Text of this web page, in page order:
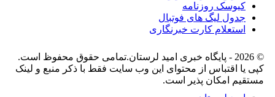
کیوسک روزنامه
جدول لیگ های فوتبال
استعلام کارت خبرنگاری
© 2026 - پایگاه خبری اميد لرستان.تمامی حقوق محفوظ است.
کپی یا اقتباس از محتوای این وب سایت فقط با ذکر منبع و لینک
مستقیم امکان پذیر است.